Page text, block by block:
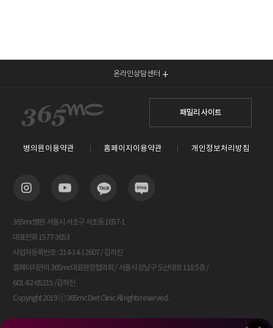
온라인상담센터
패밀리 사이트
병의원이용약관 홈페이지이용약관 개인정보처리방침
365mc병원 서울시 서초구 서초동 1657-1
대표전화 1577-3653
사업자등록번호 : 214-14-12607 / 김하진
홈페이지관리 365mc대표원장협의회 / 서울시 강남구 도산대로 118 5층 /
601-82-65215 /김하진
Copyright 2019 ⓒ 365mc Diet Clinic All rights reserved.